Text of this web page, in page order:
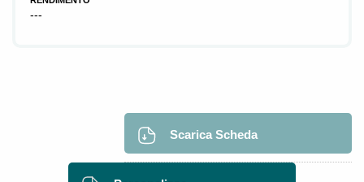
---
Scarica Scheda